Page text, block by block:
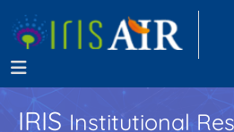
IRISInstitutional